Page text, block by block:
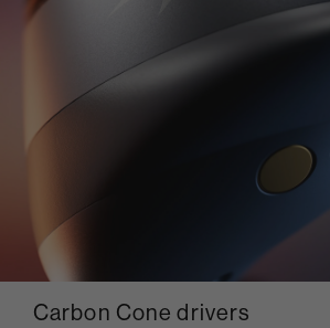
Carbon Cone drivers